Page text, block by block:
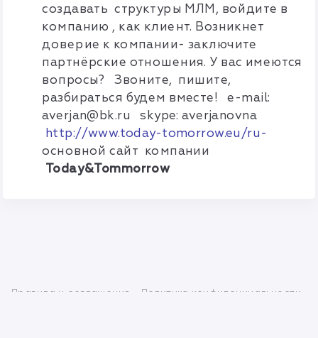
создавать структуры МЛМ, войдите в
компанию , как клиент. Возникнет
доверие к компании- заключите
партнёрские отношения. У вас имеются
вопросы? Звоните, пишите,
разбираться будем вместе! e-mail:
averjan@bk.ru skype: averjanovna
http://www.today-tomorrow.eu/ru-
основной сайт компании
Today&Tommorrow
Правила и соглашения Политика конфиденциальности